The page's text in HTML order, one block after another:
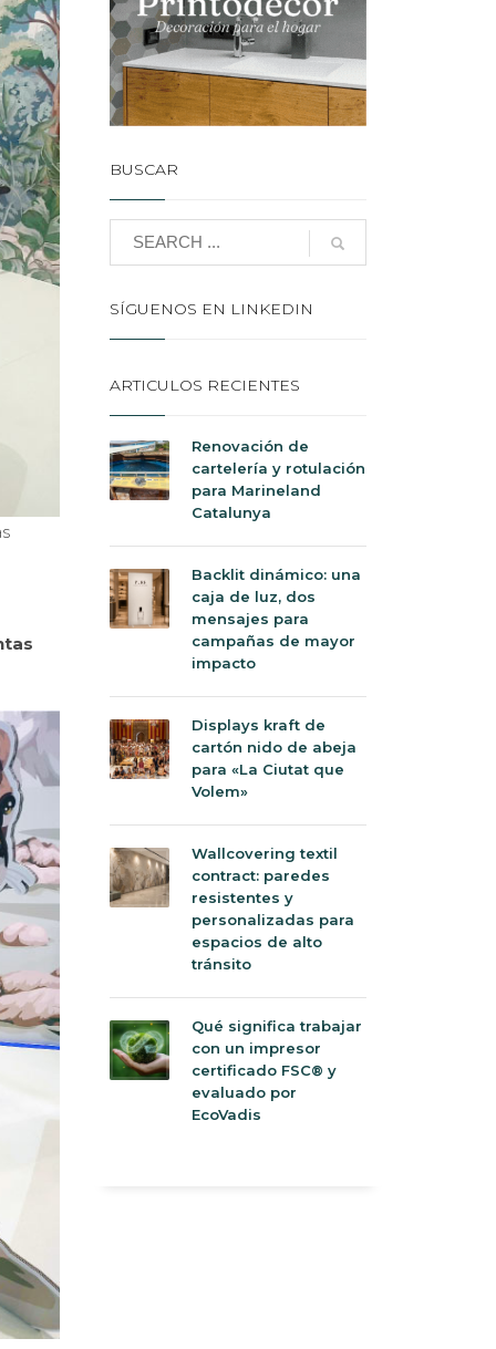
BUSCAR
SÍGUENOS EN LINKEDIN
ARTICULOS RECIENTES
Renovación de
cartelería y rotulación
para Marineland
Catalunya
Backlit dinámico: una
caja de luz, dos
mensajes para
campañas de mayor
impacto
Displays kraft de
cartón nido de abeja
para «La Ciutat que
Volem»
Wallcovering textil
contract: paredes
resistentes y
personalizadas para
espacios de alto
tránsito
Qué significa trabajar
con un impresor
certificado FSC® y
evaluado por
EcoVadis